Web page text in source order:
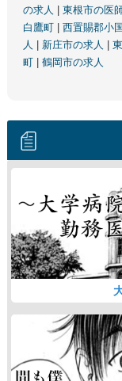
の求人
東根市の医
白鷹町
西置賜郡小
人
新庄市の求人
町
鶴岡市の求人